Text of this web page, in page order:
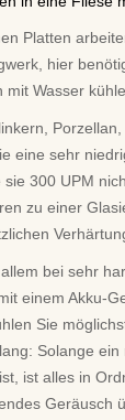
Platten
hier
Wasser
eine sehr
300 UPM
zu einer
bei sehr
einem Akku-
Sie
Solange
ist alles in
Geräusch